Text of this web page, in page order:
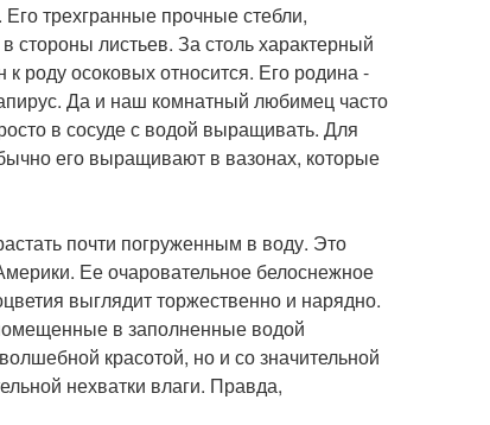
трехгранные прочные стебли,
листьев. За столь характерный
роду осоковых относится. Его родина -
Да и наш комнатный любимец часто
в сосуде с водой выращивать. Для
его выращивают в вазонах, которые
почти погруженным в воду. Это
Ее очаровательное белоснежное
выглядит торжественно и нарядно.
в заполненные водой
красотой, но и со значительной
нехватки влаги. Правда,